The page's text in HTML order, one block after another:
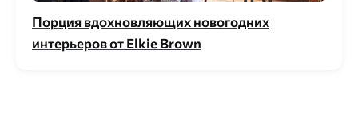
Порция вдохновляющих новогодних
интерьеров от Elkie Brown